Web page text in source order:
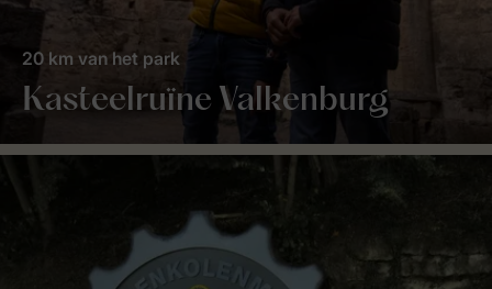
Kasteelruïne Valkenburg
20 km van het park